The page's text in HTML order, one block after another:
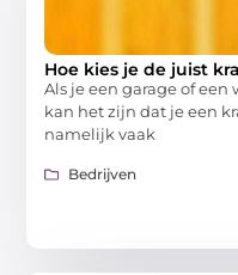
Hoe kies je de juist
Als je een garage of
kan het zijn dat je een
namelijk vaak
Bedrijven